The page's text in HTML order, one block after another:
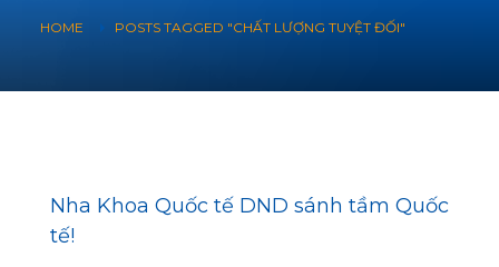
HOME POSTS TAGGED "CHẤT LƯỢNG TUYỆT ĐỐI"
Nha Khoa Quốc tế DND sánh tầm Quốc
tế!